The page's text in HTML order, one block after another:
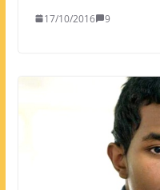
17/10/2016 9